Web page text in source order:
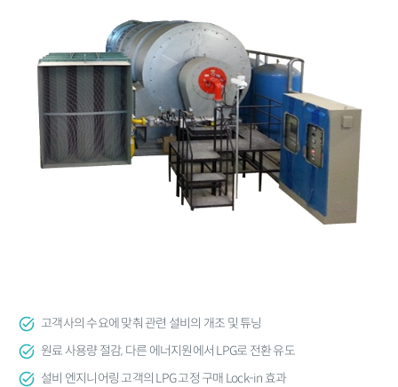
고객사의 수요에 맞춰 관련 설비의 개조 및 튜닝
원료 사용량 절감, 다른 에너지원에서 LPG로 전환 유도
설비 엔지니어링 고객의 LPG 고정 구매 Lock-in 효과